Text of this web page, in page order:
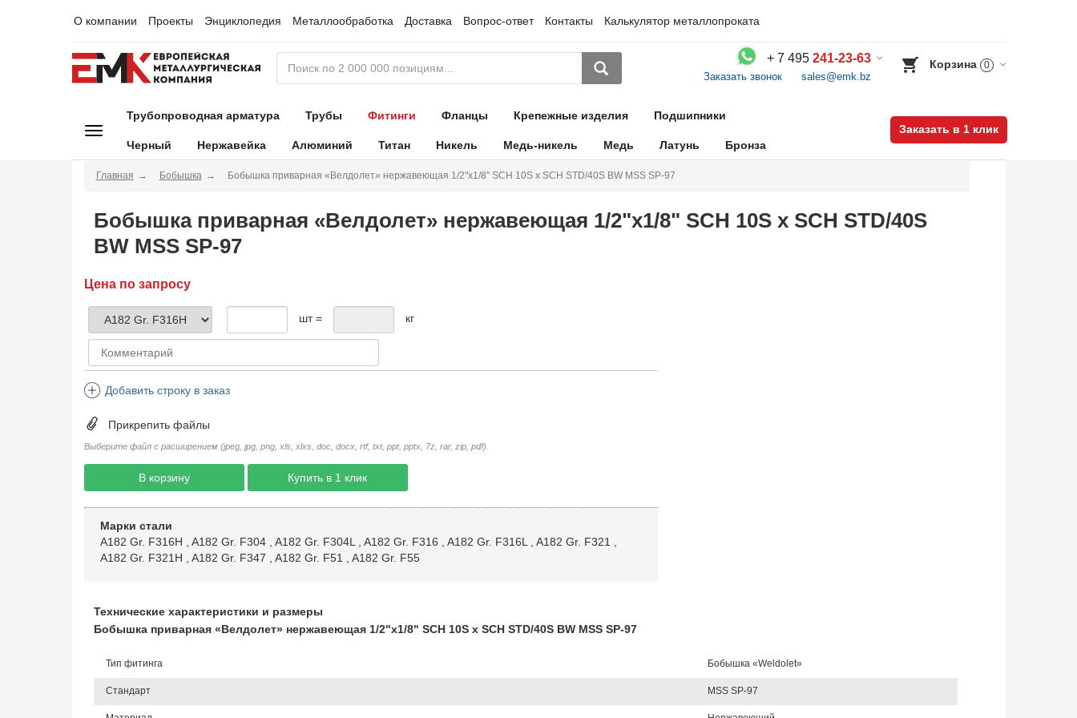
О компании Проекты Энциклопедия Металлообработка Доставка Вопрос-ответ Контакты Калькулятор металлопроката
+ 7 495 241-23-63
Заказать звонок sales@emk.bz
Корзина 0
Трубопроводная арматура Трубы Фитинги Фланцы Крепежные изделия Подшипники
Черный Нержавейка Алюминий Титан Никель Медь-никель Медь Латунь Бронза
Заказать в 1 клик
Главная Бобышка Бобышка приварная «Велдолет» нержавеющая 1/2"х1/8" SCH 10S х SCH STD/40S BW MSS SP-97
Бобышка приварная «Велдолет» нержавеющая 1/2"х1/8" SCH 10S х SCH STD/40S
BW MSS SP-97
Цена по запросу
шт = кг
Добавить строку в заказ
Прикрепить файлы
Выберите файл с расширением (jpeg, jpg, png, xls, xlxs, doc, docx, rtf, txt, ppt, pptx, 7z, rar, zip, pdf).
В корзину Купить в 1 клик
Марки стали
A182 Gr. F316H
A182 Gr. F304, A182 Gr. F304L A182 Gr. F316 A182 Gr. F316L A182 Gr. F321
A182 Gr. F321H
A182 Gr. F347 A182 Gr. F51 A182 Gr. F55
Технические характеристики и размеры
Бобышка приварная «Велдолет» нержавеющая 1/2"х1/8" SCH 10S х SCH STD/40S BW MSS SP-97
Тип фитинга Бобышка «Weldolet»
Стандарт MSS SP-97